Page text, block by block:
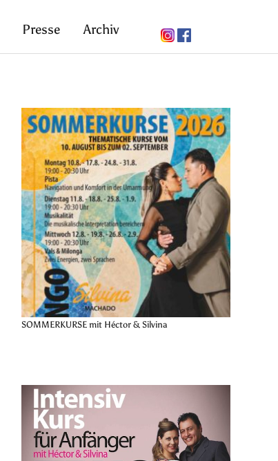
Presse Archiv
SOMMERKURSE mit Héctor & Silvina